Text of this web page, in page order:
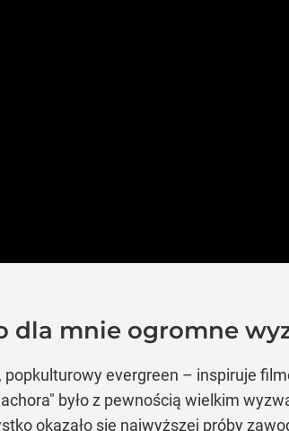
dla mnie ogromne
evergreen – inspiruje
było z pewnością wielkim
okazało się najwyższej próby